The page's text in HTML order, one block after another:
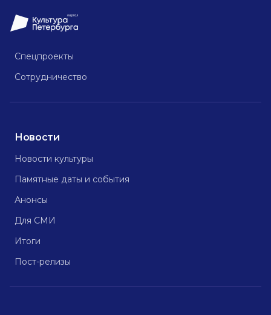
Спецпроекты
Сотрудничество
Новости
Новости культуры
Памятные даты и события
Анонсы
Для СМИ
Итоги
Пост-релизы